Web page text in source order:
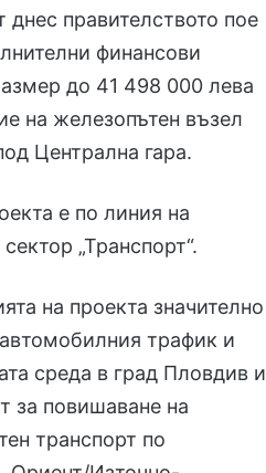
правителството пое
финансови
до 41 498 000 лева
на железопътен възел
Централна гара.
е по линия на
„Транспорт“.
на проекта значително
трафик и
среда в град Пловдив и
за повишаване на
транспорт по